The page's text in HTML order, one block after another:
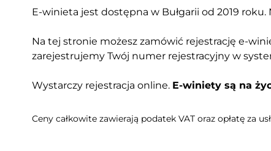
E-winieta jest dostępna w Bułgarii od 2019
Na tej stronie możesz zamówić rejestrację e-
zarejestrujemy Twój numer rejestracyjny w
Wystarczy rejestracja online. E-winiety są na
Ceny całkowite zawierają podatek VAT oraz opłatę